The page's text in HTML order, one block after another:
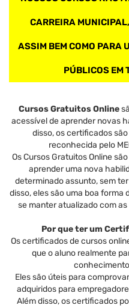
CARREIRA
ASSIM BEM COMO PARA
PÚBLICOS EM
Cursos Gratuitos Online
acessível de aprender novas
disso, os certificados
reconhecida pelo
Os Cursos Gratuitos Online
aprender uma nova
determinado assunto, sem
disso, eles são uma boa
se manter atualizado com
Por que ter um
Os certificados de cursos
que o aluno realmente
Eles são úteis para
adquiridos para
Além disso, os certificados